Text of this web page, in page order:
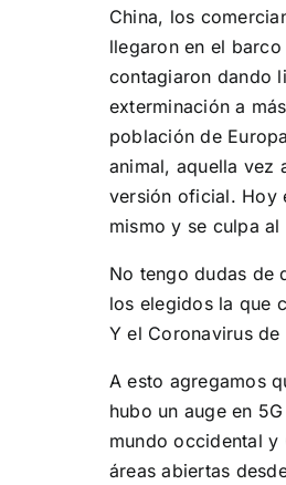
China, los
llegaron en el barco
contagiaron dando
exterminación a
población de
animal, aquella vez
versión oficial. Hoy
mismo y se culpa
No tengo dudas de
los elegidos la que
Y el Coronavirus de
A esto agregamos
hubo un auge en
mundo occidental y
áreas abiertas